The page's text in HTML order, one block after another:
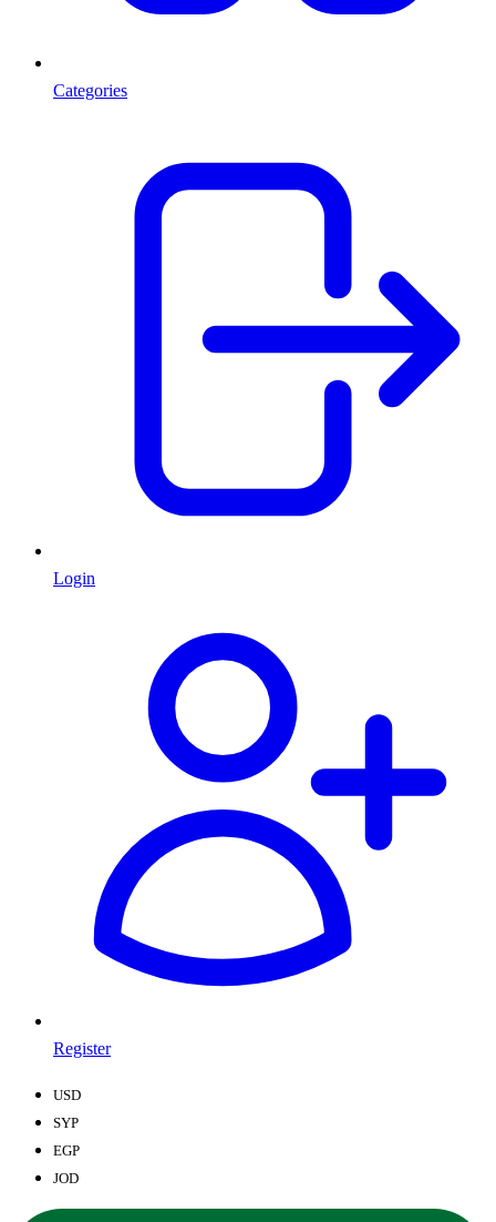
Categories
Login
Register
USD
SYP
EGP
JOD